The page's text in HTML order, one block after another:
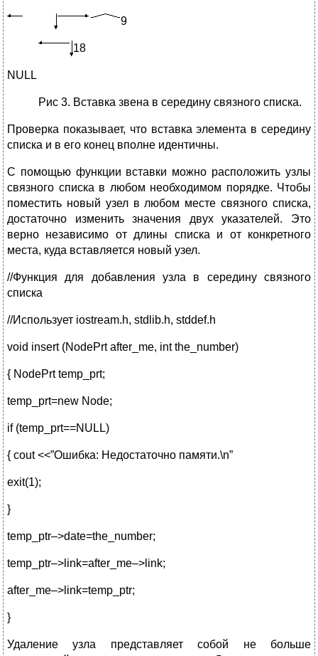
9
18
NULL
Рис 3. Вставка звена в середину связного списка.
Проверка показывает, что вставка элемента в середину
списка и в его конец вполне идентичны.
С помощью функции вставки можно расположить узлы
связного списка в любом необходимом порядке. Чтобы
поместить новый узел в любом месте связного списка,
достаточно изменить значения двух указателей. Это
верно независимо от длины списка и от конкретного
места, куда вставляется новый узел.
//Функция для добавления узла в середину связного
списка
//Использует iostream.h, stdlib.h, stddef.h
void insert (NodePrt after_me, int the_number)
{ NodePrt temp_prt;
temp_prt=new Node;
if (temp_prt==NULL)
{ cout <<”Ошибка: Недостаточно памяти.\n”
exit(1);
}
temp_ptr–>date=the_number;
temp_ptr–>link=after_me–>link;
after_me–>link=temp_ptr;
}
Удаление узла представляет собой не больше